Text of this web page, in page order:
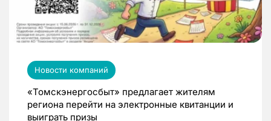
Новости компаний
«Томскэнергосбыт» предлагает жителям
региона перейти на электронные квитанции и
выиграть призы